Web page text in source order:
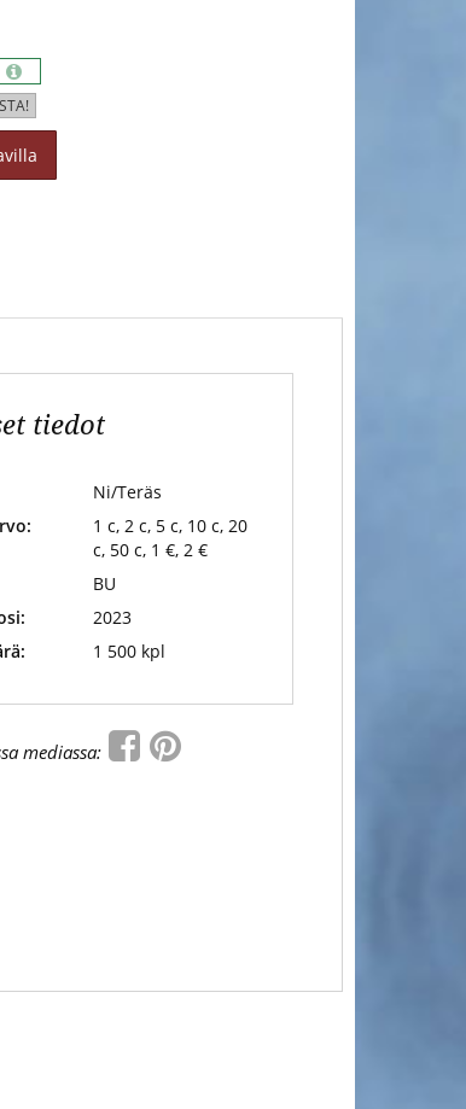
tiedot
Ni/Teräs
1 c, 2 c, 5 c, 10 c, 20
c, 50 c, 1 €, 2 €
BU
2023
1 500 kpl
mediassa: